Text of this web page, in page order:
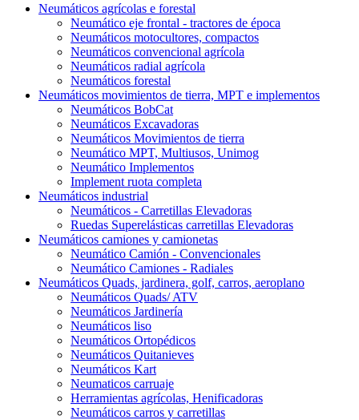
Neumáticos agrícolas e forestal
Neumático eje frontal - tractores de época
Neumáticos motocultores, compactos
Neumáticos convencional agrícola
Neumáticos radial agrícola
Neumáticos forestal
Neumáticos movimientos de tierra, MPT e implementos
Neumáticos BobCat
Neumáticos Excavadoras
Neumáticos Movimientos de tierra
Neumático MPT, Multiusos, Unimog
Neumático Implementos
Implement ruota completa
Neumáticos industrial
Neumáticos - Carretillas Elevadoras
Ruedas Superelásticas carretillas Elevadoras
Neumáticos camiones y camionetas
Neumático Camión - Convencionales
Neumático Camiones - Radiales
Neumáticos Quads, jardinera, golf, carros, aeroplano
Neumáticos Quads/ ATV
Neumáticos Jardinería
Neumáticos liso
Neumáticos Ortopédicos
Neumáticos Quitanieves
Neumáticos Kart
Neumaticos carruaje
Herramientas agrícolas, Henificadoras
Neumáticos carros y carretillas